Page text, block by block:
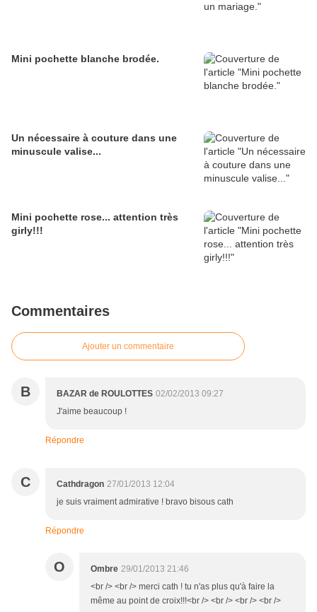
Mini pochette blanche brodée.
Un nécessaire à couture dans une
minuscule valise...
Mini pochette rose... attention très
girly!!!
Commentaires
Ajouter un commentaire
B BAZAR de ROULOTTES 02/02/2013 09:27
J'aime beaucoup !
Répondre
C Cathdragon 27/01/2013 12:04
je suis vraiment admirative ! bravo bisous cath
Répondre
O Ombre 29/01/2013 21:46
<br /> <br /> merci cath ! tu n'as plus qu'à faire la
même au point de croix!!!<br /> <br /> <br /> <br />